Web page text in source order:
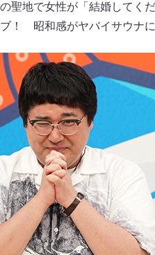
地で女性が「結婚してく
！ 昭和感がヤバイサウナに